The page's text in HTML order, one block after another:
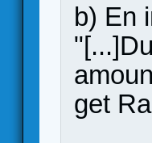
b) En
get